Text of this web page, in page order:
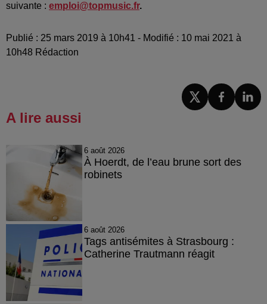
suivante : emploi@topmusic.fr.
Publié : 25 mars 2019 à 10h41 - Modifié : 10 mai 2021 à
10h48 Rédaction
A lire aussi
6 août 2026
À Hoerdt, de l’eau brune sort des
robinets
6 août 2026
Tags antisémites à Strasbourg :
Catherine Trautmann réagit